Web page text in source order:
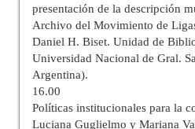
presentación de la descripción
Archivo del Movimiento de
Daniel H. Biset. Unidad de
Universidad Nacional de Gral.
Argentina).
16.00
Políticas institucionales para la
Luciana Guglielmo y Mariana